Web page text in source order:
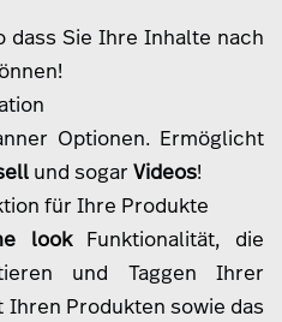
dass Sie Ihre Inhalte nach
Optionen. Ermöglicht
und sogar Videos!
für Ihre Produkte
lookFunktionalität, die
und Taggen Ihrer
Produkten sowie das